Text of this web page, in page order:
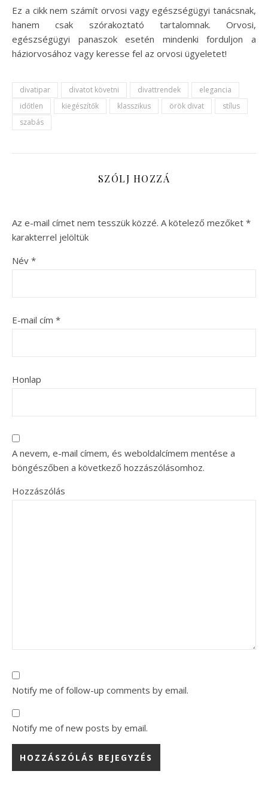
Ez a cikk nem számít orvosi vagy egészségügyi tanácsnak,
hanem csak szórakoztató tartalomnak. Orvosi,
egészségügyi panaszok esetén mindenki forduljon a
háziorvosához vagy keresse fel az orvosi ügyeletet!
divatipar divatot követni divattrendek
elegancia
időtlen
kiegészítők klasszikus örök divat
stílus
szabás
SZÓLJ HOZZÁ
Az e-mail címet nem tesszük közzé. A kötelező mezőket *
karakterrel jelöltük
Név *
E-mail cím *
Honlap
A nevem, e-mail címem, és weboldalcímem mentése a
böngészőben a következő hozzászólásomhoz.
Hozzászólás
Notify me of follow-up comments by email.
Notify me of new posts by email.